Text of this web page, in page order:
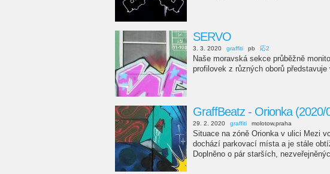
SERVO
3. 3. 2020 graffiti pb 応2
Naše moravská sekce průběžně
profilovek z různých oborů
GraffBeatz - Orionka (2020/
29. 2. 2020 graffiti molotow.praha
Situace na zóně Orionka v ulici Mezi
dochází parkovací místa a je stále
Doplněno o pár starších,